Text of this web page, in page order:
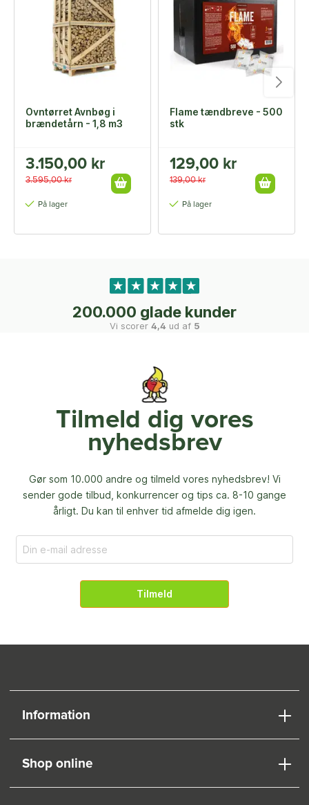
Ovntørret Avnbøg i
brændetårn - 1,8 m3
3.150,00 kr
3.595,00 kr
På lager
Flame tændbreve - 500
stk
129,00 kr
139,00 kr
På lager
200.000 glade kunder
Vi scorer 4,4 ud af 5
Tilmeld dig vores
nyhedsbrev
Gør som 10.000 andre og tilmeld vores nyhedsbrev! Vi
sender gode tilbud, konkurrencer og tips ca. 8-10 gange
årligt. Du kan til enhver tid afmelde dig igen.
Tilmeld
Information
Shop online